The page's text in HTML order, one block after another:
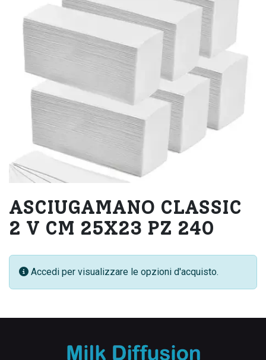
ASCIUGAMANO CLASSIC
2 V CM 25X23 PZ 240
Accedi per visualizzare le opzioni d'acquisto.